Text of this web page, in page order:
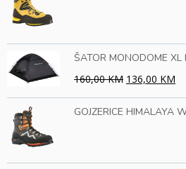
ŠATOR MONODOME XL
160,00 KM 136,00 KM
GOJZERICE HIMALAYA